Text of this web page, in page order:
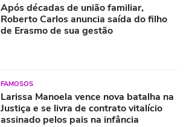
Após décadas de união familiar,
Roberto Carlos anuncia saída do filho
de Erasmo de sua gestão
FAMOSOS
Larissa Manoela vence nova batalha na
Justiça e se livra de contrato vitalício
assinado pelos pais na infância